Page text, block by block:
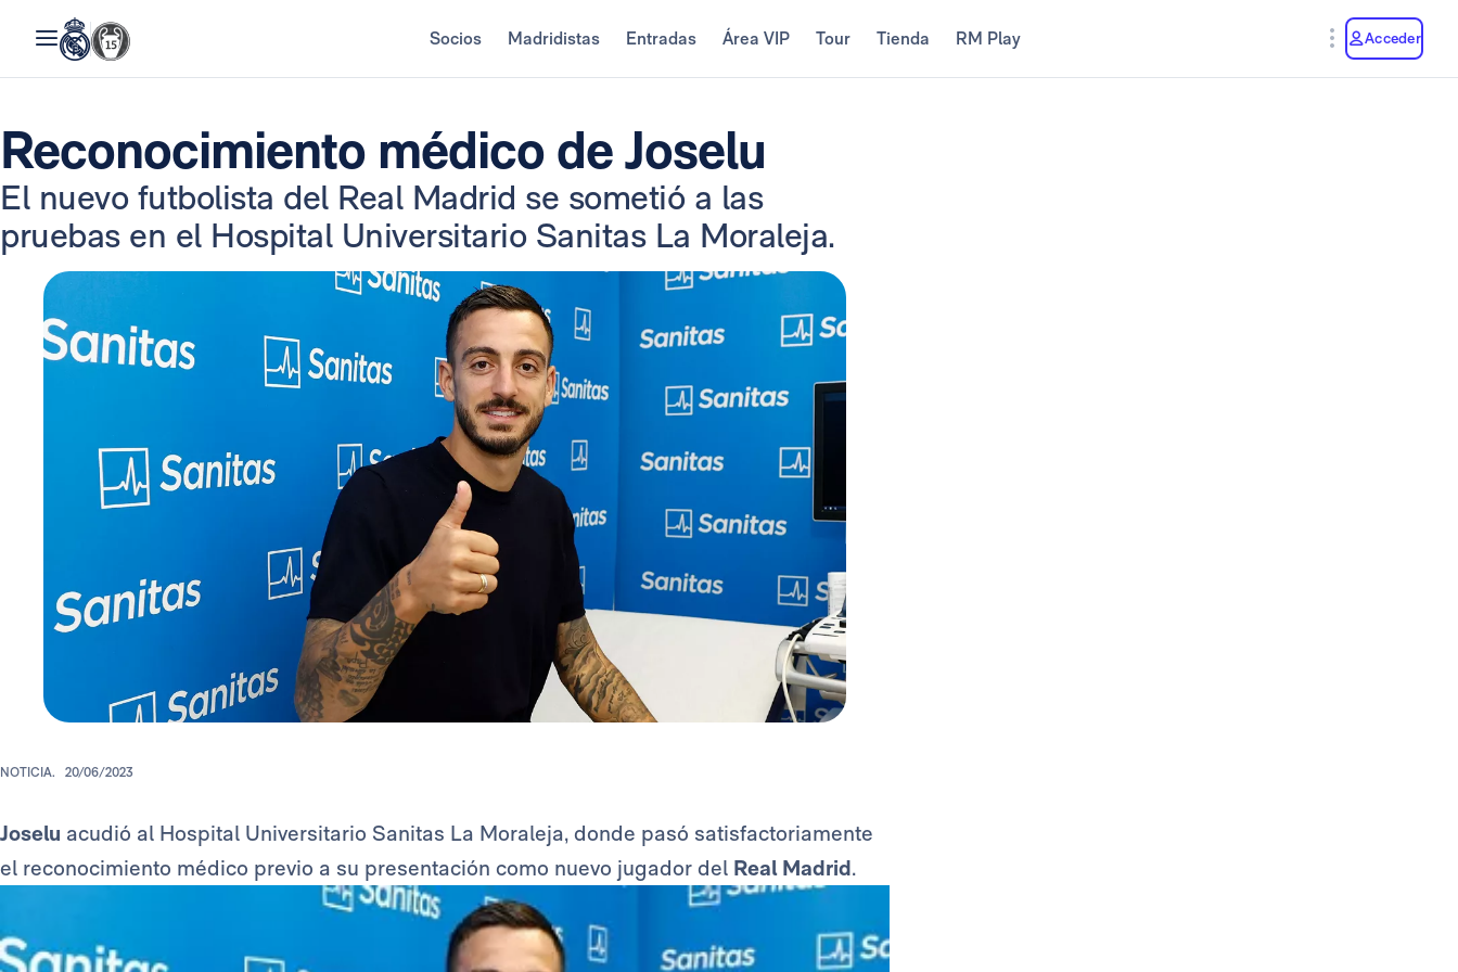
Socios Madridistas Entradas Área VIP Tour Tienda RM Play Acceder
Reconocimiento médico de Joselu
El nuevo futbolista del Real Madrid se sometió a las
pruebas en el Hospital Universitario Sanitas La Moraleja.
NOTICIA. 20/06/2023
Joselu acudió al Hospital Universitario Sanitas La Moraleja, donde pasó satisfactoriamente
el reconocimiento médico previo a su presentación como nuevo jugador del Real Madrid.